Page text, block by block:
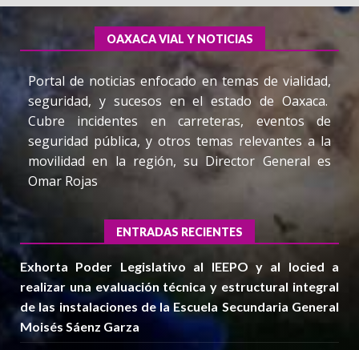
OAXACA VIAL Y NOTICIAS
Portal de noticias enfocado en temas de vialidad,
seguridad, y sucesos en el estado de Oaxaca.
Cubre incidentes en carreteras, eventos de
seguridad pública, y otros temas relevantes a la
movilidad en la región, su Director General es
Omar Rojas
ENTRADAS RECIENTES
Exhorta Poder Legislativo al IEEPO y al Iocied a
realizar una evaluación técnica y estructural integral
de las instalaciones de la Escuela Secundaria General
Moisés Sáenz Garza